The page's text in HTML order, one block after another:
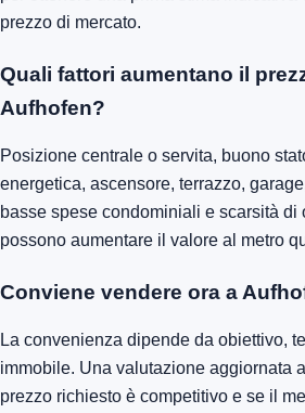
prezzo di mercato.
Quali fattori aumentano il
Aufhofen?
Posizione centrale o servita, buono
energetica, ascensore, terrazzo,
basse spese condominiali e scarsità di
possono aumentare il valore al metro
Conviene vendere ora a
La convenienza dipende da obiettivo,
immobile. Una valutazione aggiornata
prezzo richiesto è competitivo e se il